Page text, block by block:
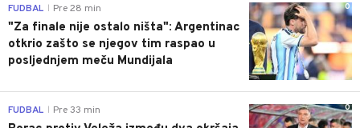
0
FUDBAL Pre 28 min
"Za finale nije ostalo ništa": Argentinac
otkrio zašto se njegov tim raspao u
posljednjem meču Mundijala
0
FUDBAL Pre 33 min